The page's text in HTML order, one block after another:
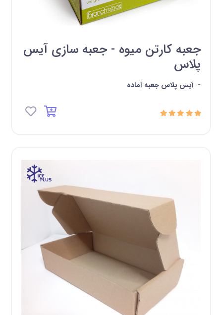
جعبه کارتن میوه - جعبه سازی آیس
پلاس
- آیس پلاس جعبه آماده